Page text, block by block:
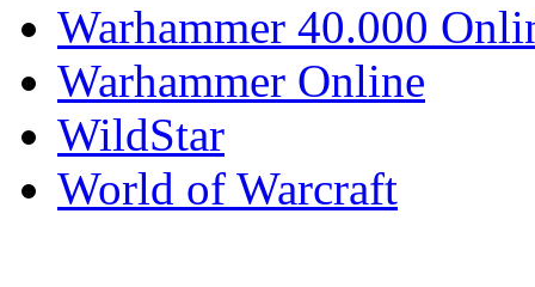
Warhammer 40.000
Warhammer Online
WildStar
World of Warcraft